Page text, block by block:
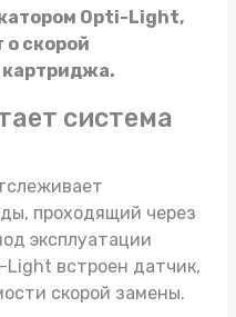
Opti-Light,
о скорой
система
проходящий через
эксплуатации
Light встроен датчик,
скорой замены.